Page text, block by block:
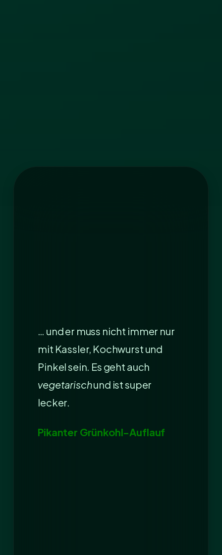
… und er muss nicht immer nur
mit Kassler, Kochwurst und
Pinkel sein. Es geht auch
vegetarischund ist super
lecker.
Pikanter Grünkohl-Auflauf